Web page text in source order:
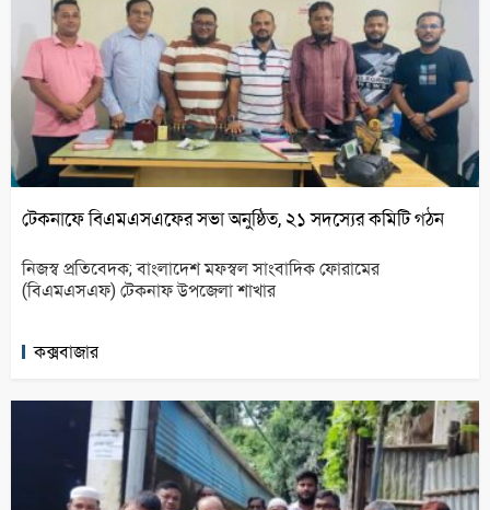
টেকনাফে বিএমএসএফের সভা অনুষ্ঠিত, ২১ সদস্যের কমিটি গঠন
নিজস্ব প্রতিবেদক; বাংলাদেশ মফস্বল সাংবাদিক ফোরামের
(বিএমএসএফ) টেকনাফ উপজেলা শাখার
কক্সবাজার